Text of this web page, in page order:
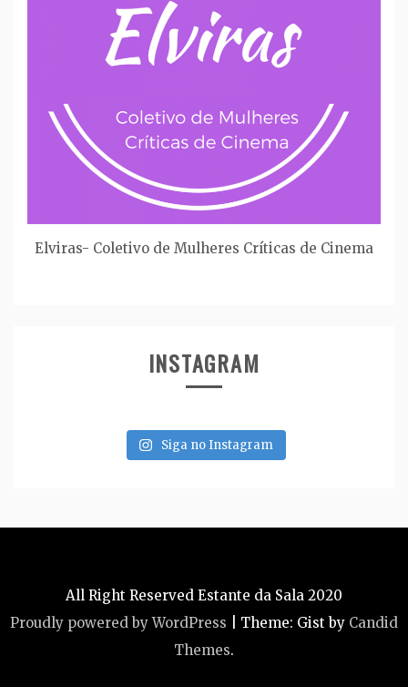
Elviras- Coletivo de Mulheres Críticas de Cinema
INSTAGRAM
Siga no Instagram
All Right Reserved Estante da Sala 2020
Proudly powered by WordPress
Theme: Gist by Candid
Themes.